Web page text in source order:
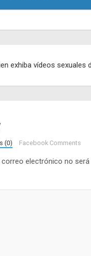
exhiba vídeos sexuales
(0) Facebook Comments
electrónico no será